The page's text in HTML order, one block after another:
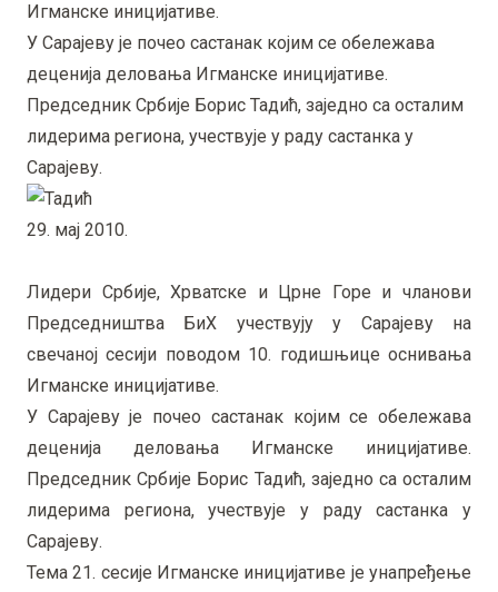
Игманске иницијативе.
У Сарајеву је почео састанак којим се обележава
деценија деловања Игманске иницијативе.
Председник Србије Борис Тадић, заједно са осталим
лидерима региона, учествује у раду састанка у
Сарајеву.
29. мај 2010.
Лидери Србије, Хрватске и Црне Горе и чланови
Председништва БиХ учествују у Сарајеву на
свечаној сесији поводом 10. годишњице оснивања
Игманске иницијативе.
У Сарајеву је почео састанак којим се обележава
деценија деловања Игманске иницијативе.
Председник Србије Борис Тадић, заједно са осталим
лидерима региона, учествује у раду састанка у
Сарајеву.
Тема 21. сесије Игманске иницијативе је унапређење